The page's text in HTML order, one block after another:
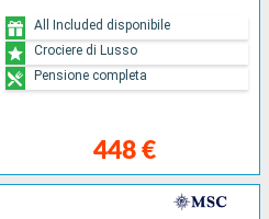
448 €
All Included disponibile
Crociere di Lusso
Pensione completa